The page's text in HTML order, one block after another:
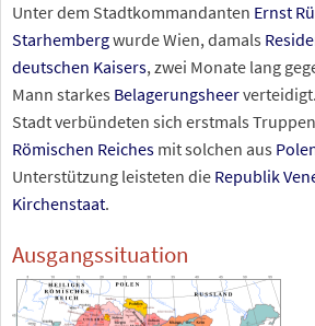
Unter dem Stadtkommandanten Ernst
Starhembergwurde Wien, damals
deutschen Kaisers, zwei Monate lang
Mann starkes Belagerungsheer
Stadt verbündeten sich erstmals
Römischen Reiches mit solchen aus
Unterstützung leisteten die Republik
Kirchenstaat.
Ausgangssituation